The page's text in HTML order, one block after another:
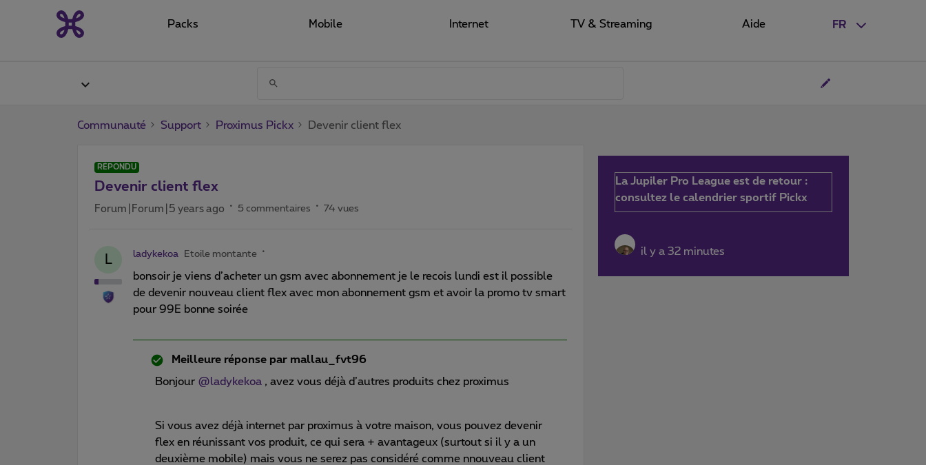
FR
Packs Mobile Internet TV & Streaming Aide
Communauté Support Proximus Pickx Devenir client flex
RÉPONDU
Devenir client flex
Forum|Forum|5 years ago 5 commentaires 74 vues
L ladykekoa Etoile montante
bonsoir je viens d’acheter un gsm avec abonnement je le recois lundi est il possible
de devenir nouveau client flex avec mon abonnement gsm et avoir la promo tv smart
pour 99E bonne soirée
Meilleure réponse par mallau_fvt96
Bonjour @ladykekoa , avez vous déjà d’autres produits chez proximus
Si vous avez déjà internet par proximus à votre maison, vous pouvez devenir
flex en réunissant vos produit, ce qui sera + avantageux (surtout si il y a un
deuxième mobile) mais vous ne serez pas considéré comme nnouveau client
La Jupiler Pro League est de retour :
consultez le calendrier sportif Pickx
il y a 32 minutes